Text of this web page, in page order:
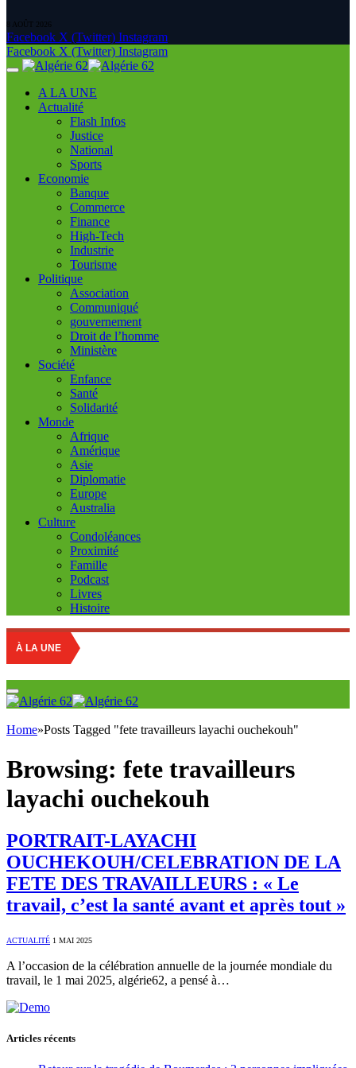
8 AOÛT 2026
Facebook X (Twitter) Instagram
Facebook X (Twitter) Instagram
A LA UNE
Actualité
Flash Infos
Justice
National
Sports
Economie
Banque
Commerce
Finance
High-Tech
Industrie
Tourisme
Politique
Association
Communiqué
gouvernement
Droit de l’homme
Ministère
Société
Enfance
Santé
Solidarité
Monde
Afrique
Amérique
Asie
Diplomatie
Europe
Australia
Culture
Condoléances
Proximité
Famille
Podcast
Livres
Histoire
À LA UNE
Home»Posts Tagged "fete travailleurs layachi ouchekouh"
Browsing: fete travailleurs
layachi ouchekouh
PORTRAIT-LAYACHI
OUCHEKOUH/CELEBRATION DE LA
FETE DES TRAVAILLEURS : « Le
travail, c’est la santé avant et après tout »
ACTUALITÉ 1 MAI 2025
A l’occasion de la célébration annuelle de la journée mondiale du
travail, le 1 mai 2025, algérie62, a pensé à…
Articles récents